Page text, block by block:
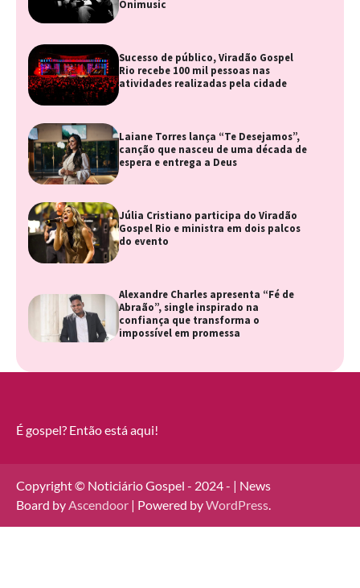
Onimusic
Sucesso de público, Viradão Gospel
Rio recebe 100 mil pessoas nas
atividades realizadas pela cidade
Laiane Torres lança “Te Desejamos”,
canção que nasceu de uma década de
espera e entrega a Deus
Júlia Cristiano participa do Viradão
Gospel Rio e ministra em dois palcos
do evento
Alexandre Charles apresenta “Fé de
Abraão”, single inspirado na
confiança que transforma o
impossível em promessa
É gospel? Então está aqui!
Copyright © Noticiário Gospel - 2024 - | News
Board byAscendoor | Powered byWordPress.